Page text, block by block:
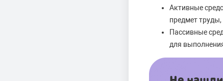
Активные
предмет
Пассивные
для